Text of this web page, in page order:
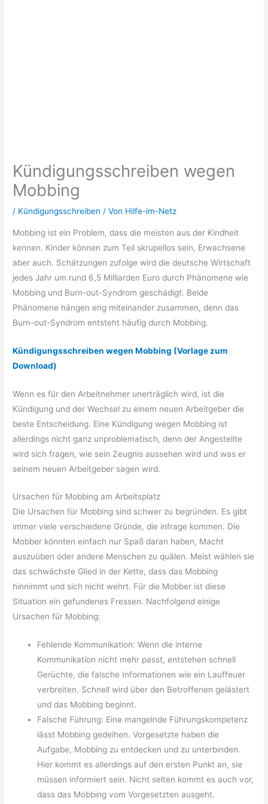
Kündigungsschreiben wegen
Mobbing
/ Kündigungsschreiben / Von Hilfe-im-Netz
Mobbing ist ein Problem, dass die meisten aus der Kindheit
kennen. Kinder können zum Teil skrupellos sein, Erwachsene
aber auch. Schätzungen zufolge wird die deutsche Wirtschaft
jedes Jahr um rund 6,5 Milliarden Euro durch Phänomene wie
Mobbing und Burn-out-Syndrom geschädigt. Beide
Phänomene hängen eng miteinander zusammen, denn das
Burn-out-Syndrom entsteht häufig durch Mobbing.
Kündigungsschreiben wegen Mobbing (Vorlage zum
Download)
Wenn es für den Arbeitnehmer unerträglich wird, ist die
Kündigung und der Wechsel zu einem neuen Arbeitgeber die
beste Entscheidung. Eine Kündigung wegen Mobbing ist
allerdings nicht ganz unproblematisch, denn der Angestellte
wird sich fragen, wie sein Zeugnis aussehen wird und was er
seinem neuen Arbeitgeber sagen wird.
Ursachen für Mobbing am Arbeitsplatz
Die Ursachen für Mobbing sind schwer zu begründen. Es gibt
immer viele verschiedene Gründe, die infrage kommen. Die
Mobber könnten einfach nur Spaß daran haben, Macht
auszuüben oder andere Menschen zu quälen. Meist wählen sie
das schwächste Glied in der Kette, dass das Mobbing
hinnimmt und sich nicht wehrt. Für die Mobber ist diese
Situation ein gefundenes Fressen. Nachfolgend einige
Ursachen für Mobbing:
Fehlende Kommunikation: Wenn die interne
Kommunikation nicht mehr passt, entstehen schnell
Gerüchte, die falsche Informationen wie ein Lauffeuer
verbreiten. Schnell wird über den Betroffenen gelästert
und das Mobbing beginnt.
Falsche Führung: Eine mangelnde Führungskompetenz
lässt Mobbing gedeihen. Vorgesetzte haben die
Aufgabe, Mobbing zu entdecken und zu unterbinden.
Hier kommt es allerdings auf den ersten Punkt an, sie
müssen informiert sein. Nicht selten kommt es auch vor,
dass das Mobbing vom Vorgesetzten ausgeht.